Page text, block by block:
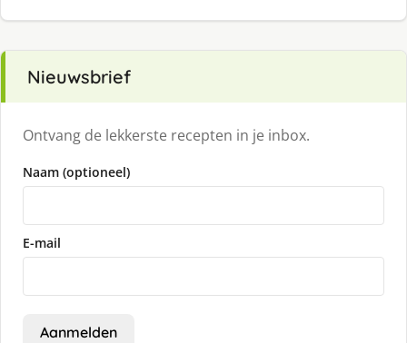
Nieuwsbrief
Ontvang de lekkerste recepten in je inbox.
Naam (optioneel)
E-mail
Aanmelden